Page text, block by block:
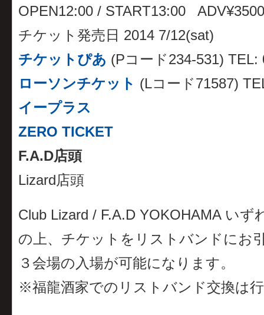
OPEN12:00 / START13:00
チケット発売日 2014 7/12(sat)
チケットぴあ (Pコード234-531) TEL:
ローソンチケット (Lコード71587)
イープラス
ZERO TICKET
F.A.D店頭
Lizard店頭
Club Lizard / F.A.D YOKOHAMA い
の上、チケットをリストバンドにお
３会場の入場が可能になります。
※福龍酒家でのリストバンド交換は